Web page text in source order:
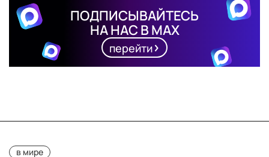
ПОДПИСЫВАЙТЕСЬ
НА НАС В MAX
перейти
в мире